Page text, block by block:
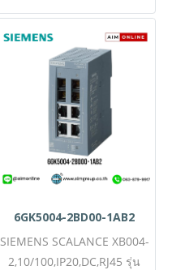
5290 (สินค้ายังไม่รวมภาษี
มูลค่าเพิ่ม,ค่าขนส่ง ,ราคาอาจมี
การเปลี่ยนแปลงได้ โดยไม่แจ้ง
ให้ทราบล่วงหน้า) #SI
6GK5004-2BD00-1AB2
SIEMENS SCALANCE XB004-
2,10/100,IP20,DC,RJ45 รุ่น